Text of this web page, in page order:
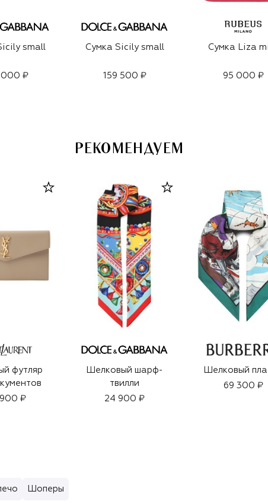
small
000 ₽
Сумка Sicily small
159 500 ₽
Сумка Liza
95 000 ₽
РЕКОМЕНДУЕМ
футляр
₽
Шелковый шарф-
твилли
24 900 ₽
Шелковый
69 300 ₽
Шоперы